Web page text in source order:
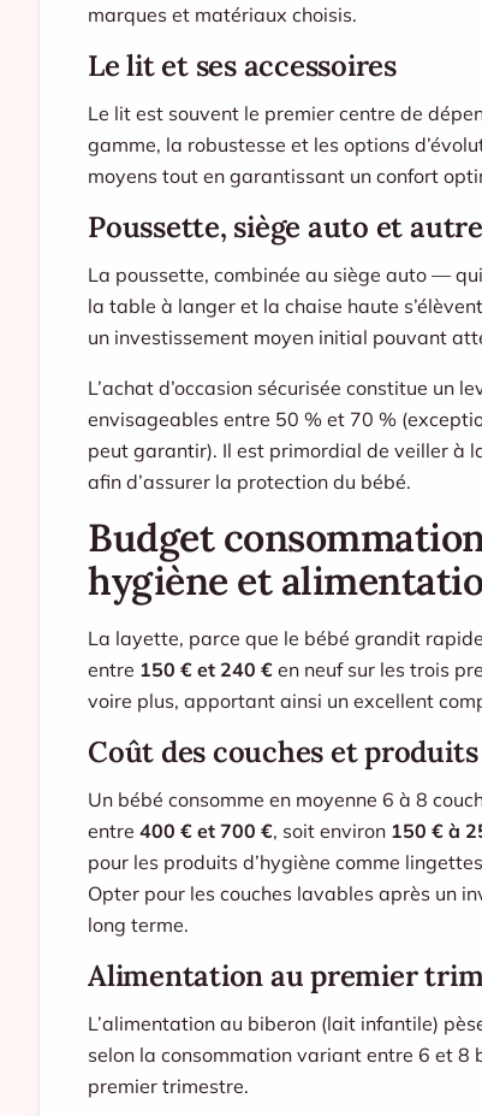
marques et matériaux choisis.
Le lit et ses accessoires
Le lit est souvent le premier centre de
gamme, la robustesse et les options
moyens tout en garantissant un confort
Poussette, siège auto et
La poussette, combinée au siège auto —
la table à langer et la chaise haute
un investissement moyen initial pouvant
L’achat d’occasion sécurisée constitue un
envisageables entre 50 % et 70 %
peut garantir). Il est primordial de veiller à
afin d’assurer la protection du bébé.
Budget
hygiène et
La layette, parce que le bébé grandit
entre 150 € et 240 € en neuf sur les trois
voire plus, apportant ainsi un excellent
Coût des couches et produits
Un bébé consomme en moyenne 6 à 8
entre 400 € et 700 €, soit environ 150 € à
pour les produits d’hygiène comme
Opter pour les couches lavables après un
long terme.
Alimentation au premier
L’alimentation au biberon (lait infantile)
selon la consommation variant entre 6 et 8
premier trimestre.